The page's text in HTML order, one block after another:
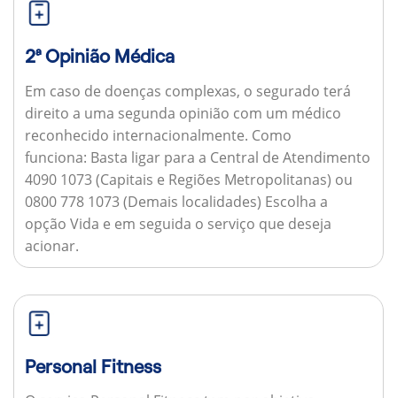
2ª Opinião Médica
Em caso de doenças complexas, o segurado terá
direito a uma segunda opinião com um médico
reconhecido internacionalmente. Como
funciona: Basta ligar para a Central de Atendimento
4090 1073 (Capitais e Regiões Metropolitanas) ou
0800 778 1073 (Demais localidades) Escolha a
opção Vida e em seguida o serviço que deseja
acionar.
Personal Fitness